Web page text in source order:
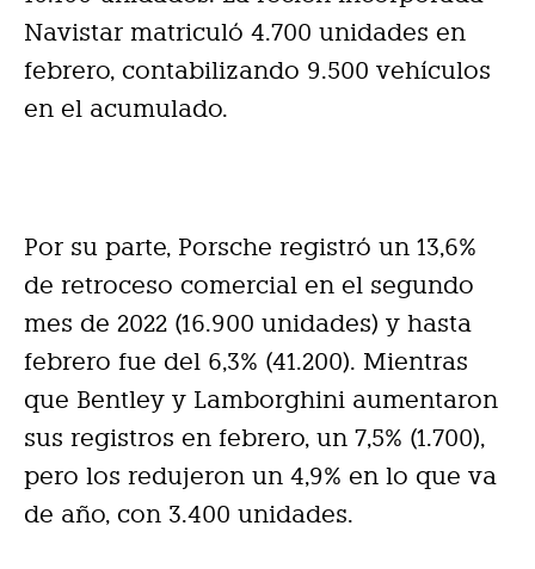
Navistar matriculó 4.700 unidades en
febrero, contabilizando 9.500 vehículos
en el acumulado.
Por su parte, Porsche registró un 13,6%
de retroceso comercial en el segundo
mes de 2022 (16.900 unidades) y hasta
febrero fue del 6,3% (41.200). Mientras
que Bentley y Lamborghini aumentaron
sus registros en febrero, un 7,5% (1.700),
pero los redujeron un 4,9% en lo que va
de año, con 3.400 unidades.